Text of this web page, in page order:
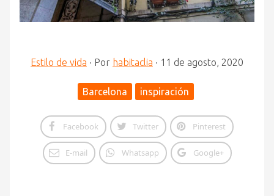
Estilo de vida · Por habitaclia · 11 de agosto, 2020
Barcelona inspiración
Facebook Twitter Pinterest
E-mail Whatsapp Google+